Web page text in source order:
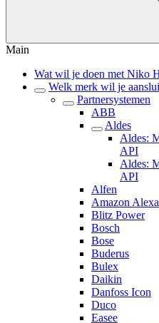
Main
Wat wil je doen met Niko
Welk merk wil je
Partnersystemen
ABB
Aldes
Aldes:
API
Aldes:
API
Alfen
Amazon Alexa
Blitz Power
Bosch
Bose
Buderus
Bulex
Daikin
Danfoss Icon
Duco
Easee